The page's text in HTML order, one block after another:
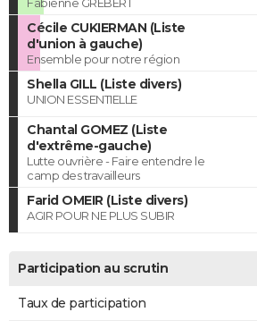
Cécile CUKIERMAN (Liste
d'union à gauche)
Ensemble pour notre région
Shella GILL (Liste divers)
UNION ESSENTIELLE
Chantal GOMEZ (Liste
d'extrême-gauche)
Lutte ouvrière - Faire entendre le
camp des travailleurs
Farid OMEIR (Liste divers)
AGIR POUR NE PLUS SUBIR
Participation au scrutin
Taux de participation